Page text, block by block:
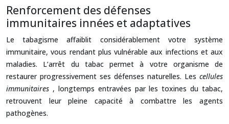
Renforcement des défenses
immunitaires innées et adaptatives
Le tabagisme affaiblit considérablement votre système
immunitaire, vous rendant plus vulnérable aux infections et aux
maladies. L’arrêt du tabac permet à votre organisme de
restaurer progressivement ses défenses naturelles. Les cellules
immunitaires , longtemps entravées par les toxines du tabac,
retrouvent leur pleine capacité à combattre les agents
pathogènes.